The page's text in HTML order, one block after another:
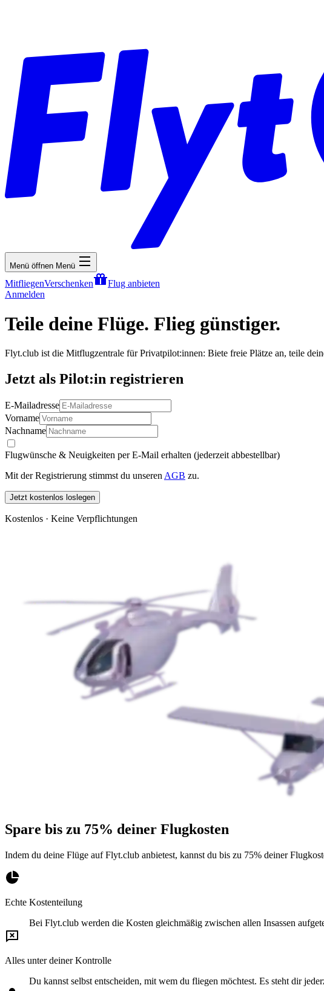
Menü öffnen Menü
MitfliegenVerschenken
Flug anbieten
Anmelden
Teile deine Flüge. Flieg günstiger.
Flyt.club ist die Mitflugzentrale für Privatpilot:innen: Biete freie Plätze an, teile
Jetzt als Pilot:in registrieren
E-Mailadresse
Vorname
Nachname
Flugwünsche & Neuigkeiten per E-Mail erhalten (jederzeit abbestellbar)
Mit der Registrierung stimmst du unseren AGB zu.
Jetzt kostenlos loslegen
Kostenlos · Keine Verpflichtungen
Spare bis zu 75% deiner Flugkosten
Indem du deine Flüge auf Flyt.club anbietest, kannst du bis zu 75% deiner
Echte Kostenteilung
Bei Flyt.club werden die Kosten gleichmäßig zwischen allen Insassen
Alles unter deiner Kontrolle
Du kannst selbst entscheiden, mit wem du fliegen möchtest. Es steht dir